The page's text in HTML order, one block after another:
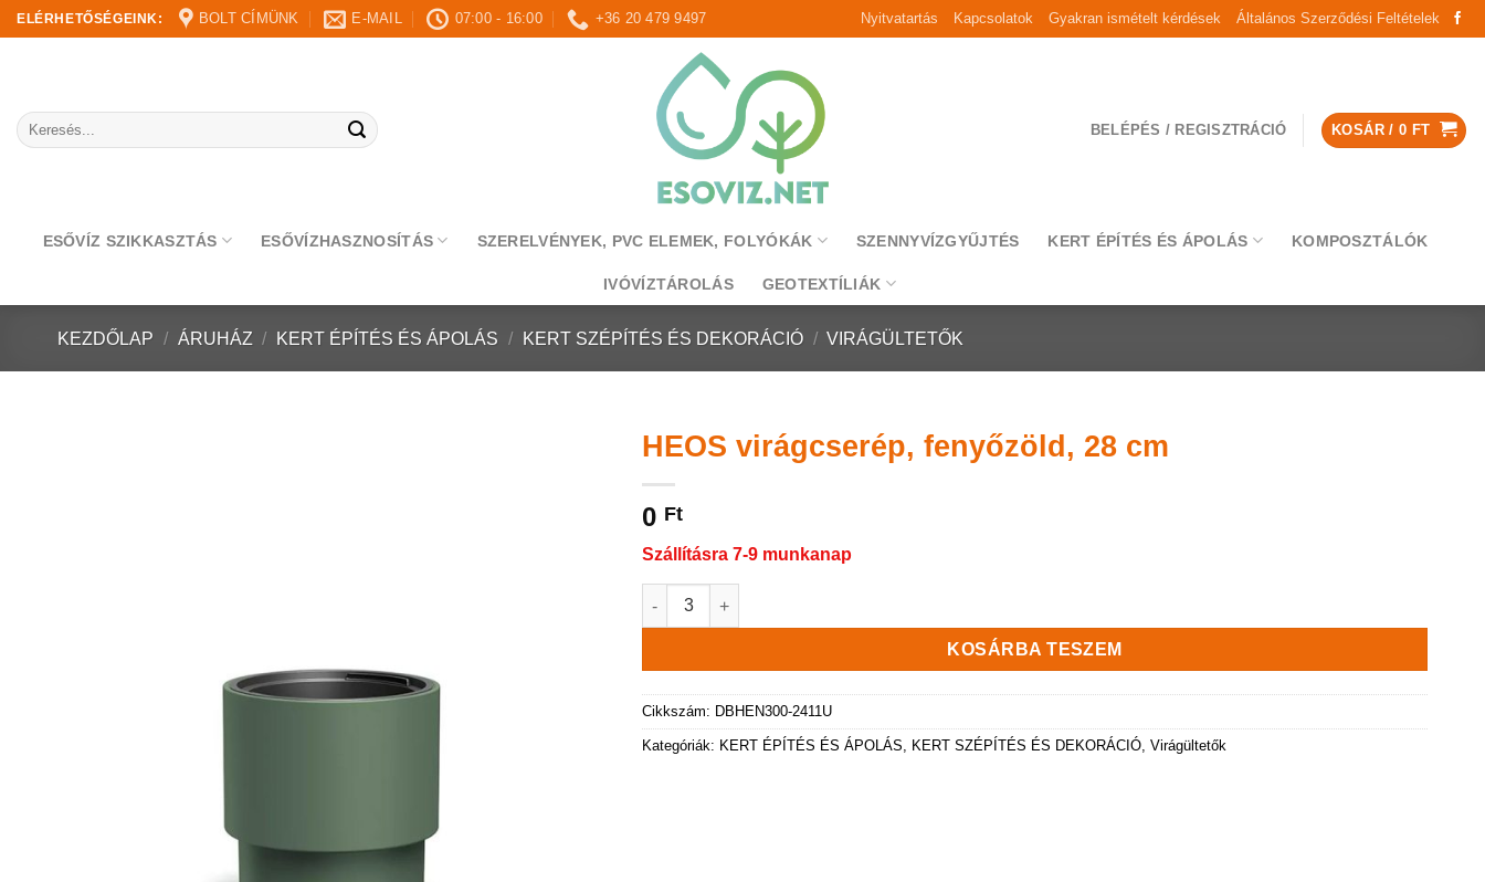
Skip
to
ELÉRHETŐSÉGEINK: BOLT CÍMÜNK E-MAIL 07:00 - 16:00 +36 20 479 9497 Nyitvatartás Kapcsolatok Gyakran ismételt kérdések Általános Szerződési Feltételek
Keresés
a
BELÉPÉS / REGISZTRÁCIÓ KOSÁR /0 FT
ESŐVÍZ SZIKKASZTÁS ESŐVÍZHASZNOSÍTÁS SZERELVÉNYEK, PVC ELEMEK, FOLYÓKÁK SZENNYVÍZGYŰJTÉS KERT ÉPÍTÉS ÉS ÁPOLÁS KOMPOSZTÁLÓK
IVÓVÍZTÁROLÁS GEOTEXTÍLIÁK
KEZDŐLAP / ÁRUHÁZ / KERT ÉPÍTÉS ÉS ÁPOLÁS / KERT SZÉPÍTÉS ÉS DEKORÁCIÓ / VIRÁGÜLTETŐK
HEOS virágcserép, fenyőzöld, 28 cm
0 Ft
Szállításra 7-9 munkanap
HEOS virágcserép, fenyőzöld, 28 cm mennyiség
KOSÁRBA TESZEM
Cikkszám: DBHEN300-2411U
Kategóriák: KERT ÉPÍTÉS ÉS ÁPOLÁS KERT SZÉPÍTÉS ÉS DEKORÁCIÓ ,Virágültetők